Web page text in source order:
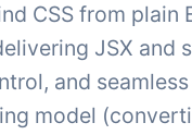
CSS from plain
JSX and
and
model